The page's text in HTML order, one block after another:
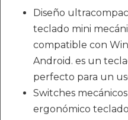
Diseño
teclado mini
compatible con
Android. es un
perfecto para un
Switches
ergonómico